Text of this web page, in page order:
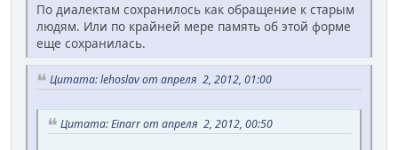
По диалектам сохранилось как обращение к старым
людям. Или по крайней мере память об этой форме
еще сохранилась.
Цитата: lehoslav от апреля 2, 2012, 01:00
Цитата: Einarr от апреля 2, 2012, 00:50